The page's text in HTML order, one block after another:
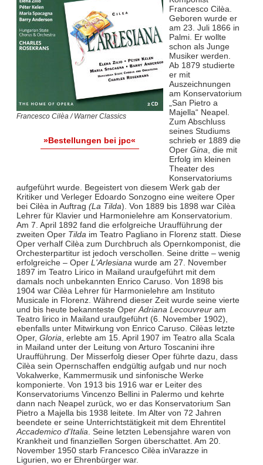
Francesco Cilèa / Warner Classics
»Bestellungen bei jpc«
Francesco Cilèa.
Geboren wurde er
am 23. Juli 1866 in
Palmi. Er wollte
schon als Junge
Musiker werden.
Ab 1879 studierte
er mit
Auszeichnungen
am Konservatorium
„San Pietro a
Majella“ Neapel.
Zum Abschluss
seines Studiums
schrieb er 1889 die
Oper Gina , die mit
Erfolg im kleinen
Theater des
Konservatoriums
aufgeführt wurde. Begeistert von diesem Werk gab der
Kritiker und Verleger Edoardo Sonzogno eine weitere Oper
bei Cilèa in Auftrag (La Tilda). Von 1889 bis 1898 war Cilèa
Lehrer für Klavier und Harmonielehre am Konservatorium.
Am 7. April 1892 fand die erfolgreiche Uraufführung der
zweiten Oper Tilda im Teatro Pagliano in Florenz statt. Diese
Oper verhalf Cilèa zum Durchbruch als Opernkomponist, die
Orchesterpartitur ist jedoch verschollen. Seine dritte – wenig
erfolgreiche – OperL'Arlesiana wurde am 27. November
1897 im Teatro Lirico in Mailand uraufgeführt mit dem
damals noch unbekannten Enrico Caruso. Von 1898 bis
1904 war Cilèa Lehrer für Harmonielehre am Instituto
Musicale in Florenz. Während dieser Zeit wurde seine vierte
und bis heute bekannteste Oper Adriana Lecouvreuram
Teatro lirico in Mailand uraufgeführt (6. November 1902),
ebenfalls unter Mitwirkung von Enrico Caruso. Cilèas letzte
Oper, Gloria , erlebte am 15. April 1907 im Teatro alla Scala
in Mailand unter der Leitung von Arturo Toscanini ihre
Uraufführung. Der Misserfolg dieser Oper führte dazu, dass
Cilèa sein Opernschaffen endgültig aufgab und nur noch
Vokalwerke, Kammermusik und sinfonische Werke
komponierte. Von 1913 bis 1916 war er Leiter des
Konservatoriums Vincenzo Bellini in Palermo und kehrte
dann nach Neapel zurück, wo er das Konservatorium San
Pietro a Majella bis 1938 leitete. Im Alter von 72 Jahren
beendete er seine Unterrichtstätigkeit mit dem Ehrentitel
Accademico d'Italia . Seine letzten Lebensjahre waren von
Krankheit und finanziellen Sorgen überschattet. Am 20.
November 1950 starb Francesco Cilèa inVarazze in
Ligurien, wo er Ehrenbürger war.